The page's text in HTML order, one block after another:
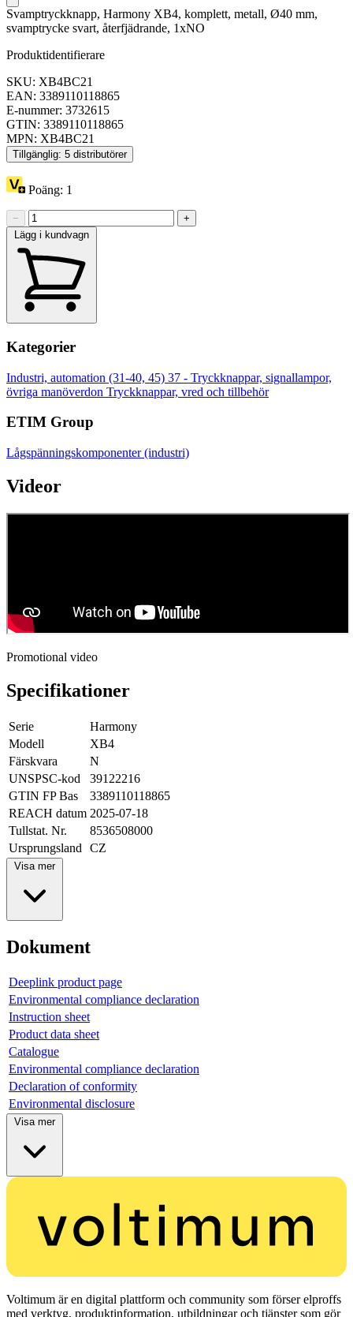
Svamptryckknapp, Harmony XB4, komplett, metall, Ø40 mm,
svamptrycke svart, återfjädrande, 1xNO
Produktidentifierare
SKU: XB4BC21
EAN: 3389110118865
E-nummer: 3732615
GTIN: 3389110118865
MPN: XB4BC21
Tillgänglig: 5 distributörer
Poäng: 1
−
+
Lägg i kundvagn
Kategorier
Industri, automation (31-40, 45) 37 - Tryckknappar, signallampor,
övriga manöverdon Tryckknappar, vred och tillbehör
ETIM Group
Lågspänningskomponenter (industri)
Videor
Promotional video
Specifikationer
Serie
Harmony
Modell
XB4
Färskvara
N
UNSPSC-kod
39122216
GTIN FP Bas
3389110118865
REACH datum 2025-07-18
Tullstat. Nr.
8536508000
Ursprungsland
CZ
Visa mer
Dokument
Deeplink product page
Environmental compliance declaration
Instruction sheet
Product data sheet
Catalogue
Environmental compliance declaration
Declaration of conformity
Environmental disclosure
Visa mer
Voltimum är en digital plattform och community som förser elproffs
med verktyg, produktinformation, utbildningar och tjänster som gör